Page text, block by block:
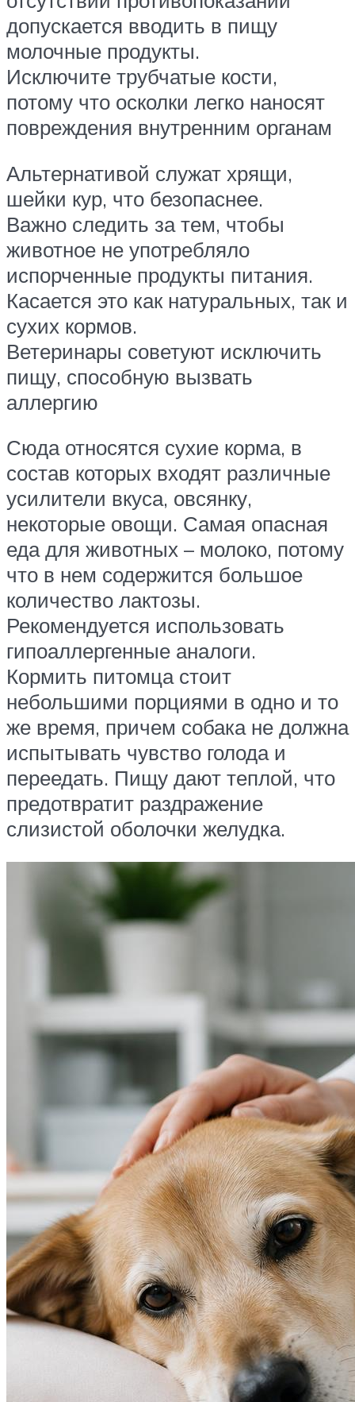
допускается вводить в пищу
молочные продукты.
Исключите трубчатые кости,
потому что осколки легко наносят
повреждения внутренним органам
Альтернативой служат хрящи,
шейки кур, что безопаснее.
Важно следить за тем, чтобы
животное не употребляло
испорченные продукты питания.
Касается это как натуральных, так и
сухих кормов.
Ветеринары советуют исключить
пищу, способную вызвать
аллергию
Сюда относятся сухие корма, в
состав которых входят различные
усилители вкуса, овсянку,
некоторые овощи. Самая опасная
еда для животных – молоко, потому
что в нем содержится большое
количество лактозы.
Рекомендуется использовать
гипоаллергенные аналоги.
Кормить питомца стоит
небольшими порциями в одно и то
же время, причем собака не должна
испытывать чувство голода и
переедать. Пищу дают теплой, что
предотвратит раздражение
слизистой оболочки желудка.